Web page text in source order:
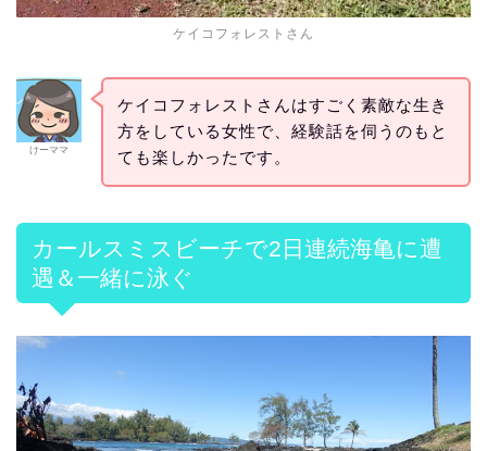
ケイコフォレストさん
けーママ
ケイコフォレストさんはすごく素敵な生き
方をしている女性で、経験話を伺うのもと
ても楽しかったです。
カールスミスビーチで2日連続海亀に遭
遇＆一緒に泳ぐ